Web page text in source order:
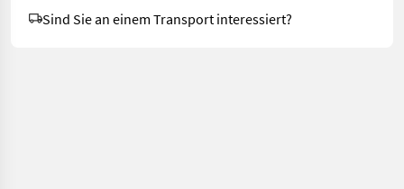
Sind Sie an einem Transport interessiert?